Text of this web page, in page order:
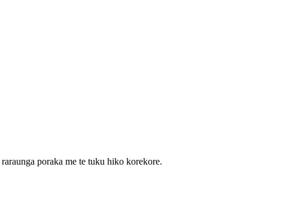
poraka me te tuku hiko korekore.